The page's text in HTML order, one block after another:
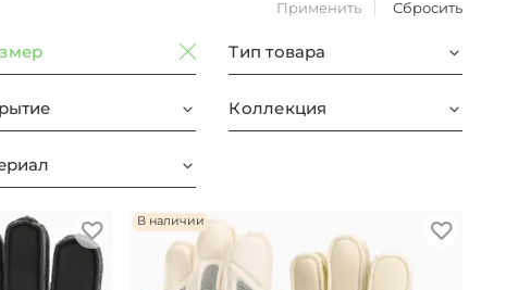
Применить Сбросить
Тип товара
Коллекция
В наличии